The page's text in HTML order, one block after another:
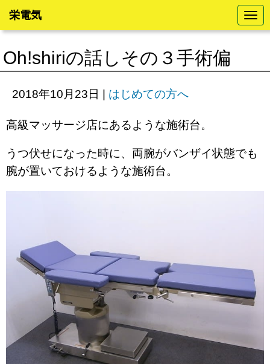
N
a
v
t
栄電気
Oh!shiriの話しその３手術偏
2018年10月23日 | はじめての方へ
高級マッサージ店にあるような施術台。
うつ伏せになった時に、両腕がバンザイ状態でも
腕が置いておけるような施術台。